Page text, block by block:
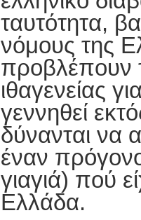
ταυτότητα,
νόμους της
προβλέπουν
ιθαγενείας
γεννηθεί
δύνανται να
έναν
γιαγιά) πού
Ελλάδα.